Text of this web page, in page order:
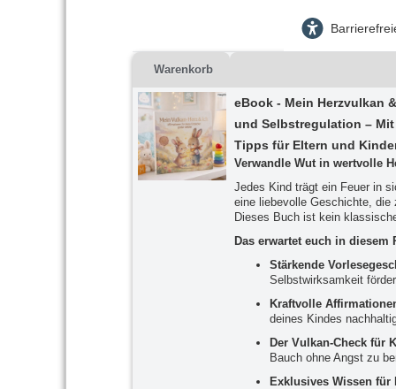
Warenkorb
eBook - Mein Herzvulkan
und Selbstregulation –
Tipps für Eltern und
Verwandle Wut in wertvolle
Jedes Kind trägt ein Feuer in
eine liebevolle Geschichte, die
Dieses Buch ist kein
Das erwartet euch in diesem
Stärkende
Selbstwirksamkeit
Kraftvolle
deines Kindes
Der Vulkan-Check für
Bauch ohne Angst zu
Exklusives Wissen für